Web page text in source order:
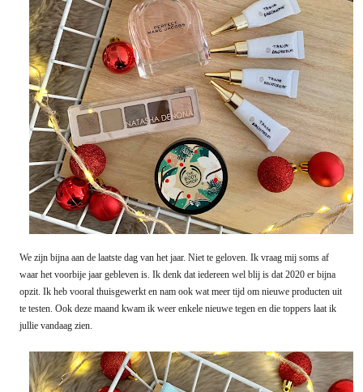
We zijn bijna aan de laatste dag van het jaar. Niet te geloven. Ik vraag mij soms af
waar het voorbije jaar gebleven is. Ik denk dat iedereen wel blij is dat 2020 er bijna
opzit. Ik heb vooral thuisgewerkt en nam ook wat meer tijd om nieuwe producten uit
te testen. Ook deze maand kwam ik weer enkele nieuwe tegen en die toppers laat ik
jullie vandaag zien.